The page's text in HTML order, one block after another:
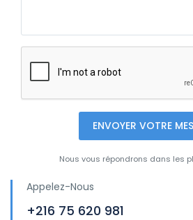
ENVOYER VOTRE
Nous vous répondrons dans les
Appelez-Nous
+216 75 620 981